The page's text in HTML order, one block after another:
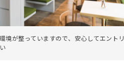
境が整っていますので、安心してエントリ